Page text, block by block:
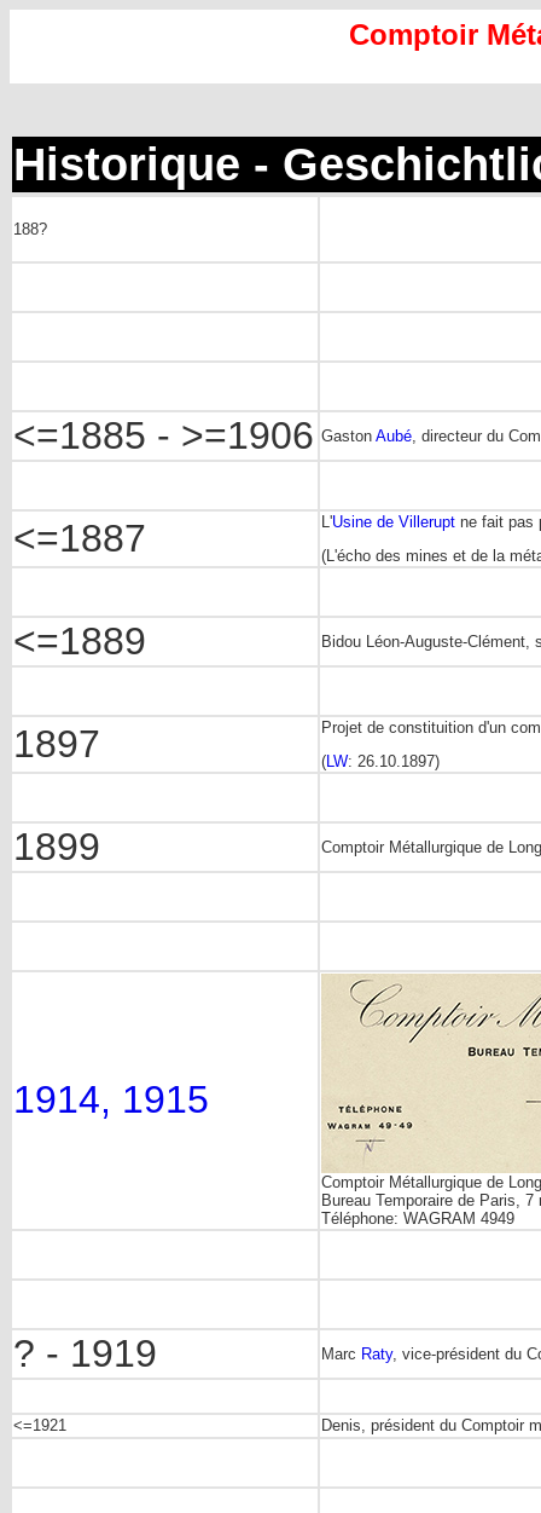
Comptoir
Historique -
188?
<=1885 - >=1906 Gaston Aubé, directeur du
<=1887 L'Usine de Villerupt ne fait pas
(L'écho des mines et de la
<=1889 Bidou Léon-Auguste-Clément,
1897
Projet de constituition d'un
(LW: 26.10.1897)
1899 Comptoir Métallurgique de
1914, 1915
Comptoir Métallurgique de
Bureau Temporaire de Paris, 7
Téléphone: WAGRAM 4949
? - 1919 Marc Raty, vice-président du
<=1921 Denis, président du Comptoir